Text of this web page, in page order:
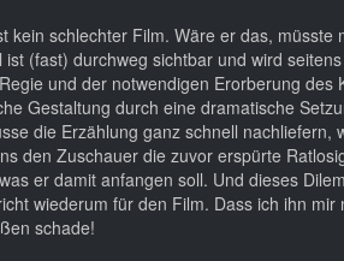
kein schlechter Film. Wäre er das,
(fast) durchweg sichtbar und wird
und der notwendigen Erorberung
Gestaltung durch eine dramatische
die Erzählung ganz schnell
den Zuschauer die zuvor erspürte
er damit anfangen soll. Und dieses
wiederum für den Film. Dass ich ihn
schade!